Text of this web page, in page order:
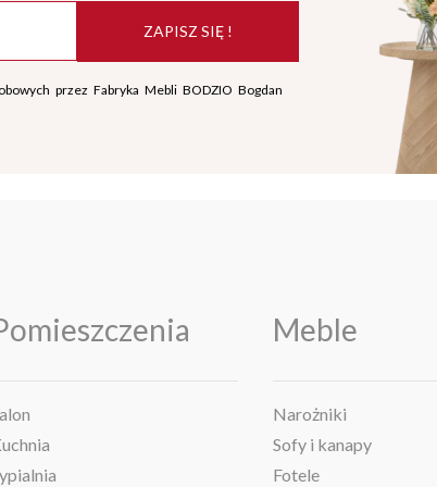
ZAPISZ SIĘ !
przez Fabryka Mebli BODZIO Bogdan
Meble
Narożniki
Sofy i kanapy
Fotele